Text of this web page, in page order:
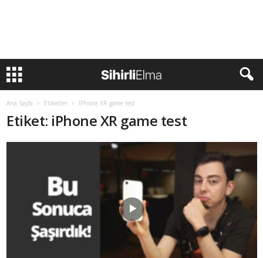
Ana Sayfa Etiketler IPhone XR game test
Etiket: iPhone XR game test